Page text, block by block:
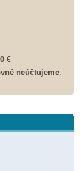
€
neúčtujeme